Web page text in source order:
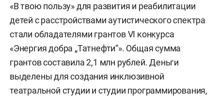
«В твою пользу» для развития и реабилитации
детей с расстройствами аутистического спектра
стали обладателями грантов VI конкурса
«Энергия добра „Татнефти“». Общая сумма
грантов составила 2,1 млн рублей. Деньги
выделены для создания инклюзивной
театральной студии и студии программирования,